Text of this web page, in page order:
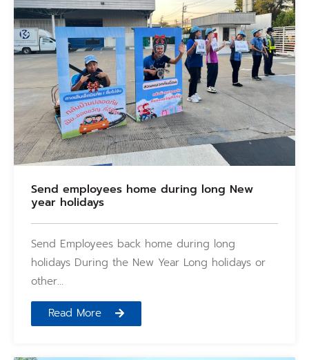
Send employees home during long New
year holidays
Send Employees back home during long
holidays During the New Year Long holidays or
other…
Read More